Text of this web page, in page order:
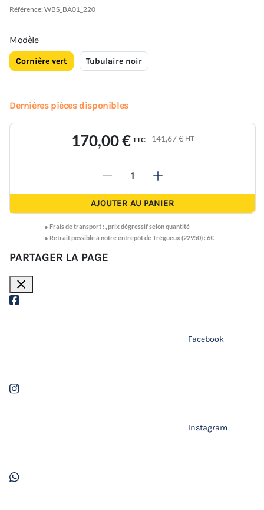
Référence: WBS_BA01_220
Modèle
Cornière vert Tubulaire noir
Dernières pièces disponibles
170,00 € TTC 141,67 € HT
- +
AJOUTER AU PANIER
● Frais de transport : prix dégressif selon quantité
● Retrait possible à notre entrepôt de Trégueux (22950) : 6€
PARTAGER LA PAGE
close
Facebook
Instagram